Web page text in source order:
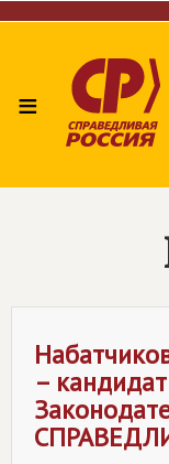
≡
–